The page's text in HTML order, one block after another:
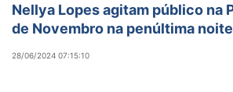
Nellya Lopes agitam público na
de Novembro na penúltima noite
28/06/2024 07:15:10